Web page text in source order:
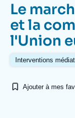
Navigation
principale
L'Ifri
À propos de l'Ifri
Le
et la
l'Union
Interventions
Ajouter à mes